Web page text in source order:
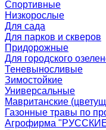
Спортивные
Низкорослые
Для сада
Для парков и скверов
Придорожные
Для городского
Теневыносливые
Зимостойкие
Универсальные
Мавританские
Газонные травы по
Агрофирма